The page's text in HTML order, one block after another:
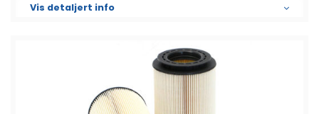
Vis detaljert info